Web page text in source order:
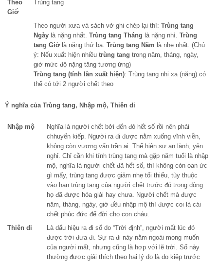
Theo
Giờ̀
Trùng tang
Theo người xưa và sách vở ghi chép lại thì: Trùng tang
Ngày là nặng nhất. Trùng tang Tháng là nặng nhì. Trùng
tang Giờlà nặng thứ ba. Trùng tang Năm là nhẹ nhất. (Chú
ý: Nếu xuất hiện nhiều trùng tang trong năm, tháng, ngày,
giờ mức độ nặng tăng tương ứng)
Trùng tang (tính lần xuất hiện): Trùng tang nhị xa (nặng) có
thể có tới 2 người chết theo
Ý nghĩa của Trùng tang, Nhập mộ, Thiên di
Nhập mộ
Nghĩa là người chết bởi đến đó hết số rồi nên phải
chhuyển kiếp. Người ra đi được nằm xuống vĩnh viễn,
không còn vương vấn trần ai. Thể hiện sự an lành, yên
nghỉ. Chỉ cần khi tính trùng tang mà gặp năm tuổi là nhập
mộ, nghĩa là người chết đã hết số, thì không còn oan ức
gì mấy, trùng tang được giảm nhẹ tối thiểu, tùy thuộc
vào hạn trùng tang của người chết trước đó trong dòng
họ đã được hóa giải hay chưa. Người chết mà được
năm, tháng, ngày, giờ đều nhập mộ thì được coi là cái
chết phúc đức để đời cho con cháu.
Thiên di
Là dấu hiệu ra đi số do “Trời định”, người mất lúc đó
được trời đưa đi. Sự ra đi này nằm ngoài mong muốn
của người mất, nhưng cũng là hợp với lẽ trời. Số này
thường được giải thích theo hai lý do là do kiếp trước